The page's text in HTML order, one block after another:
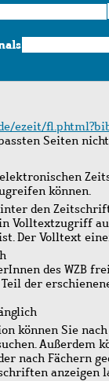
Suche
nach
Journals
ezeit/
Seiten
können.
den
Volltextzugriff
Der Volltext
des WZB
der
können Sie
Außerdem
nach Fächern
anzeigen